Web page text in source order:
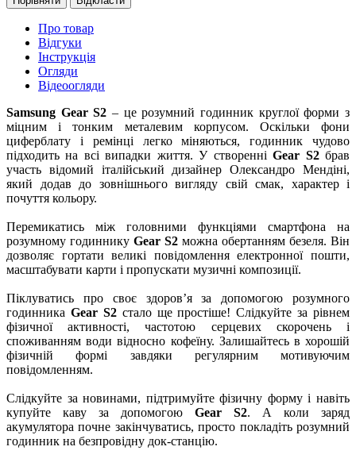
Про товар
Відгуки
Інструкція
Огляди
Відеоогляди
Samsung Gear S2 – це розумний годинник круглої форми з
міцним і тонким металевим корпусом. Оскільки фони
циферблату і ремінці легко міняються, годинник чудово
підходить на всі випадки життя. У створенніGear S2брав
участь відомий італійський дизайнер Олександро Мендіні,
який додав до зовнішнього вигляду свій смак, характер і
почуття кольору.
Перемикатись між головними функціями смартфона на
розумному годиннику Gear S2 можна обертанням безеля. Він
дозволяє гортати великі повідомлення електронної пошти,
масштабувати карти і пропускати музичні композиції.
Піклуватись про своє здоров’я за допомогою розумного
годинника Gear S2стало ще простіше! Слідкуйте за рівнем
фізичної активності, частотою серцевих скорочень і
споживанням води відносно кофеїну. Залишайтесь в хорошій
фізичній формі завдяки регулярним мотивуючим
повідомленням.
Слідкуйте за новинами, підтримуйте фізичну форму і навіть
купуйте каву за допомогою Gear S2. А коли заряд
акумулятора почне закінчуватись, просто покладіть розумний
годинник на безпровідну док-станцію.